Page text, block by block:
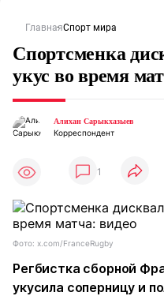
ГлавнаяСпорт мира
Спортсменка
укус во время
Алихан Сарыкхазыев
Корреспондент
1
Фото: x.com/FranceRugby
Регбистка сборной
укусила соперницу и